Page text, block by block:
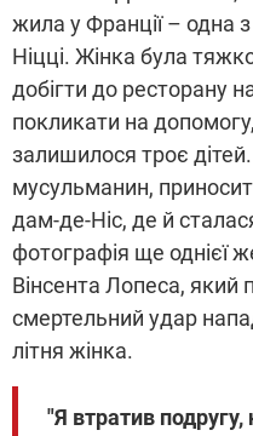
жила у Франції – одна
Ніцці. Жінка була
добігти до ресторану
покликати на
залишилося троє
мусульманин,
дам-де-Ніс, де й
фотографія ще однієї
Вінсента Лопеса,
смертельний удар
літня жінка.
"Я втратив